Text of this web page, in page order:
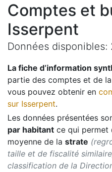
Comptes et
Isserpent
Données disponibles:
La fiche d’information
partie des comptes et de
vous pouvez obtenir en
sur Isserpent.
Les données présentées
par habitant ce qui permet
moyenne de la strate
taille et de fiscalité
classification de la